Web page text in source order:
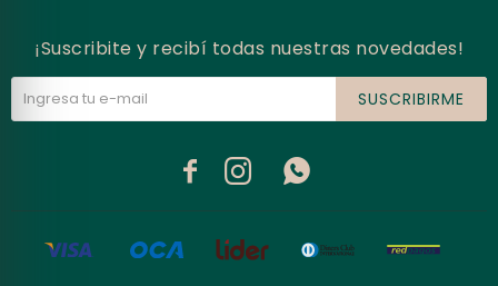
¡Suscribite y recibí todas nuestras novedades!
SUSCRIBIRME
  